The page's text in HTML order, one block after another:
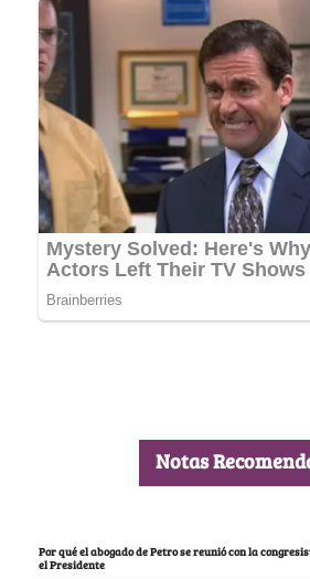
Notas
Por qué el abogado de Petro se reunió con la
el Presidente